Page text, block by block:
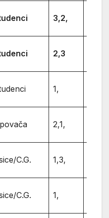
3,2,
2,3
1,
2,1,
C.G. 1,3,
C.G. 1,